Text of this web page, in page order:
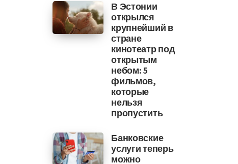
В Эстонии
открылся
крупнейший в
стране
кинотеатр под
открытым
небом: 5
фильмов,
которые
нельзя
пропустить
Банковские
услуги теперь
можно